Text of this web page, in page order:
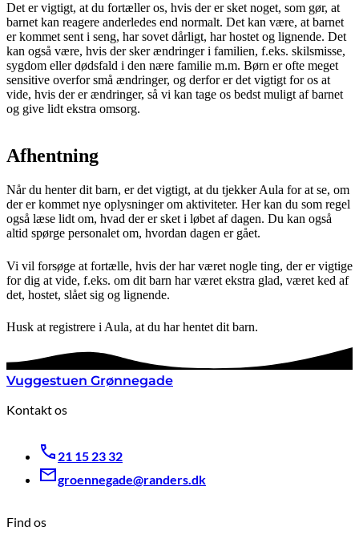
Det er vigtigt, at du fortæller os, hvis der er sket noget, som gør, at
barnet kan reagere anderledes end normalt. Det kan være, at barnet
er kommet sent i seng, har sovet dårligt, har hostet og lignende. Det
kan også være, hvis der sker ændringer i familien, f.eks. skilsmisse,
sygdom eller dødsfald i den nære familie m.m. Børn er ofte meget
sensitive overfor små ændringer, og derfor er det vigtigt for os at
vide, hvis der er ændringer, så vi kan tage os bedst muligt af barnet
og give lidt ekstra omsorg.
Afhentning
Når du henter dit barn, er det vigtigt, at du tjekker Aula for at se, om
der er kommet nye oplysninger om aktiviteter. Her kan du som regel
også læse lidt om, hvad der er sket i løbet af dagen. Du kan også
altid spørge personalet om, hvordan dagen er gået.
Vi vil forsøge at fortælle, hvis der har været nogle ting, der er vigtige
for dig at vide, f.eks. om dit barn har været ekstra glad, været ked af
det, hostet, slået sig og lignende.
Husk at registrere i Aula, at du har hentet dit barn.
Vuggestuen Grønnegade
Kontakt os
21 15 23 32
groennegade@randers.dk
Find os